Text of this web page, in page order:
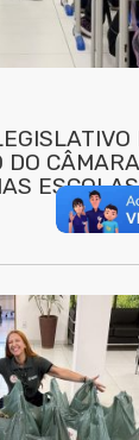
DO